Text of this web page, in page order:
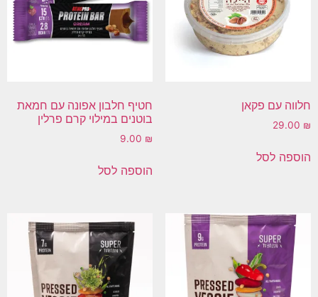
חלווה עם פקאן
29.00 ₪
הוספה לסל
חטיף חלבון אפונה עם חמאת
בוטנים במילוי קרם פרלין
9.00 ₪
הוספה לסל